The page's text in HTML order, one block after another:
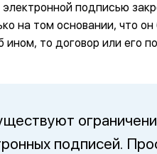
подписью
на том основании, что
то договор или его
подписей.